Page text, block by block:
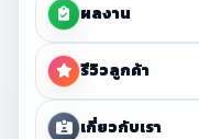
ผลงาน
รีวิวลูกค้า
เกี่ยวกับเรา